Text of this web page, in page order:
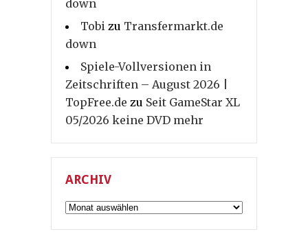
down
Tobi zu Transfermarkt.de
down
Spiele-Vollversionen in
Zeitschriften – August 2026 |
TopFree.de zu Seit GameStar XL
05/2026 keine DVD mehr
ARCHIV
Archiv